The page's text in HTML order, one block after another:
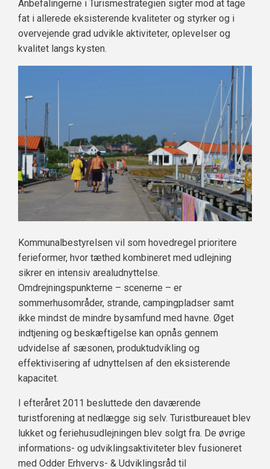
Anbefalingerne i Turismestrategien sigter mod at tage
fat i allerede eksisterende kvaliteter og styrker og i
overvejende grad udvikle aktiviteter, oplevelser og
kvalitet langs kysten.
Kommunalbestyrelsen vil som hovedregel prioritere
ferieformer, hvor tæthed kombineret med udlejning
sikrer en intensiv arealudnyttelse.
Omdrejningspunkterne – scenerne – er
sommerhusområder, strande, campingpladser samt
ikke mindst de mindre bysamfund med havne. Øget
indtjening og beskæftigelse kan opnås gennem
udvidelse af sæsonen, produktudvikling og
effektivisering af udnyttelsen af den eksisterende
kapacitet.
I efteråret 2011 besluttede den daværende
turistforening at nedlægge sig selv. Turistbureauet blev
lukket og feriehusudlejningen blev solgt fra. De øvrige
informations- og udviklingsaktiviteter blev fusioneret
med Odder Erhvervs- & Udviklingsråd til